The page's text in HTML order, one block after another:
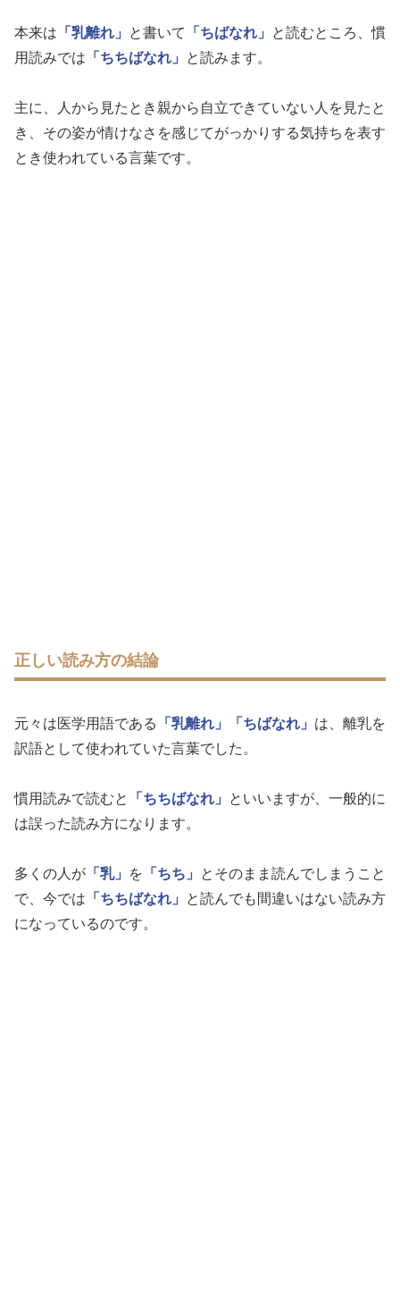
本来は 「乳離れ」 と書いて 「ちばなれ」
と読むところ、慣
用読みでは 「ちちばなれ」 と読みます。
主に、人から見たとき親から自立できていない人を見たと
き、その姿が情けなさを感じてがっかりする気持ちを表す
とき使われている言葉です。
正しい読み方の結論
元々は医学用語である 「乳離れ」 「ちばなれ」 は、離乳を
訳語として使われていた言葉でした。
慣用読みで読むと 「ちちばなれ」
といいますが、一般的に
は誤った読み方になります。
多くの人が 「乳」 を 「ちち」
とそのまま読んでしまうこと
で、今では 「ちちばなれ」
と読んでも間違いはない読み方
になっているのです。